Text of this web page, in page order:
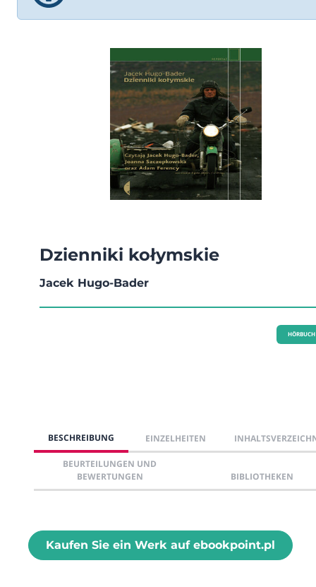
Dzienniki kołymskie
Jacek Hugo-Bader
HÖRBUCH
BESCHREIBUNG EINZELHEITEN
BEURTEILUNGEN UND
BEWERTUNGEN
BIBLIOTHEKEN
Kaufen Sie ein Werk auf ebookpoint.pl